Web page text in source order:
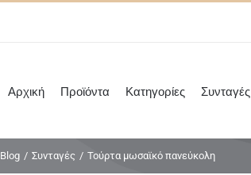
Αρχική Προϊόντα Κατηγορίες Συνταγές
Blog / Συνταγές / Τούρτα μωσαϊκό πανεύκολη